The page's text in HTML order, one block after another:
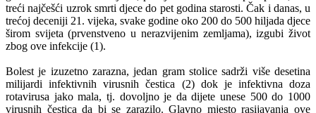
treći najčešći uzrok smrti djece do pet godina starosti. Čak i danas, u
trećoj deceniji 21. vijeka, svake godine oko 200 do 500 hiljada djece
širom svijeta (prvenstveno u nerazvijenim zemljama), izgubi život
zbog ove infekcije (1).
Bolest je izuzetno zarazna, jedan gram stolice sadrži više desetina
milijardi infektivnih virusnih čestica (2) dok je infektivna doza
rotavirusa jako mala, tj. dovoljno je da dijete unese 500 do 1000
virusnih čestica da bi se zarazilo. Glavno mjesto rasijavanja ove